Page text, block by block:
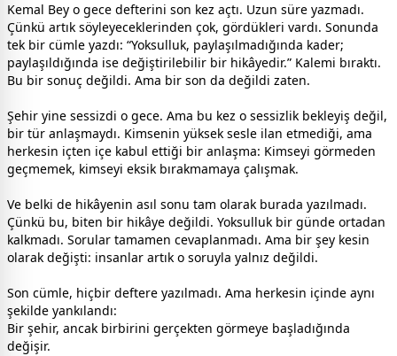
Kemal Bey o gece defterini son kez açtı. Uzun süre yazmadı.
Çünkü artık söyleyeceklerinden çok, gördükleri vardı. Sonunda
tek bir cümle yazdı: “Yoksulluk, paylaşılmadığında kader;
paylaşıldığında ise değiştirilebilir bir hikâyedir.” Kalemi bıraktı.
Bu bir sonuç değildi. Ama bir son da değildi zaten.
Şehir yine sessizdi o gece. Ama bu kez o sessizlik bekleyiş değil,
bir tür anlaşmaydı. Kimsenin yüksek sesle ilan etmediği, ama
herkesin içten içe kabul ettiği bir anlaşma: Kimseyi görmeden
geçmemek, kimseyi eksik bırakmamaya çalışmak.
Ve belki de hikâyenin asıl sonu tam olarak burada yazılmadı.
Çünkü bu, biten bir hikâye değildi. Yoksulluk bir günde ortadan
kalkmadı. Sorular tamamen cevaplanmadı. Ama bir şey kesin
olarak değişti: insanlar artık o soruyla yalnız değildi.
Son cümle, hiçbir deftere yazılmadı. Ama herkesin içinde aynı
şekilde yankılandı:
Bir şehir, ancak birbirini gerçekten görmeye başladığında
değişir.